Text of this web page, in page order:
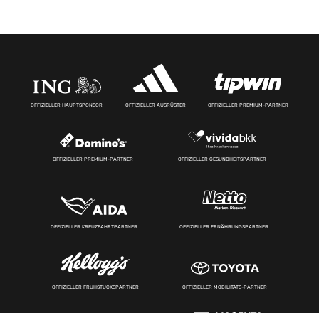
OFFIZIELLER HAUPTSPONSOR OFFIZIELLER AUSRÜSTER OFFIZIELLER PREMIUM-PARTNER
OFFIZIELLER PREMIUM-PARTNER OFFIZIELLER GESUNDHEITSPARTNER
OFFIZIELLER KREUZFAHRTPARTNER OFFIZIELLER ERNÄHRUNGSPARTNER
OFFIZIELLER FRÜHSTÜCKSPARTNER OFFIZIELLER MOBILITÄTS-PARTNER